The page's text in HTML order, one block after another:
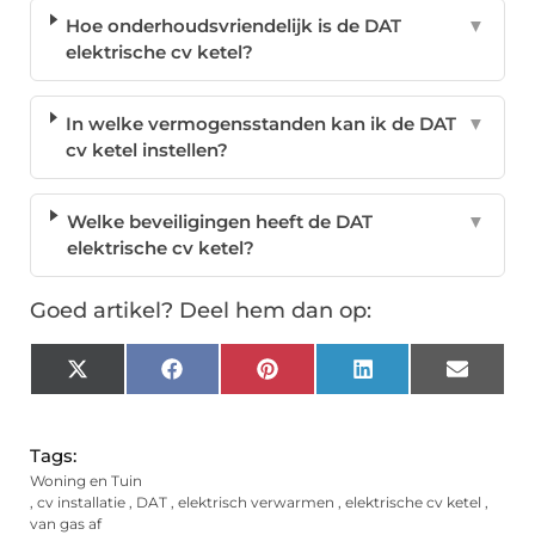
Hoe onderhoudsvriendelijk is de DAT
elektrische cv ketel?
▼
In welke vermogensstanden kan ik de DAT
cv ketel instellen?
▼
Welke beveiligingen heeft de DAT
elektrische cv ketel?
▼
Goed artikel? Deel hem dan op:
X
(Twitter)
FacebookPinterest LinkedIn Email
Tags:
Woning en Tuin
, cv installatie , DAT , elektrisch verwarmen , elektrische cv ketel ,
van gas af